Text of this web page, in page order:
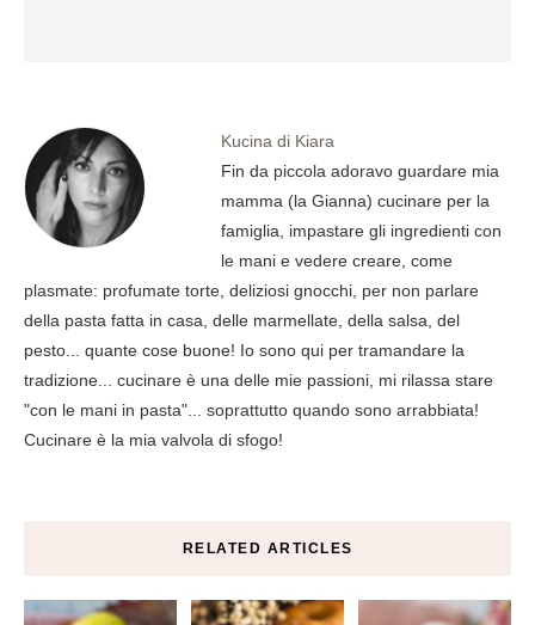
Kucina di Kiara
Fin da piccola adoravo guardare mia
mamma (la Gianna) cucinare per la
famiglia, impastare gli ingredienti con
le mani e vedere creare, come
plasmate: profumate torte, deliziosi gnocchi, per non parlare
della pasta fatta in casa, delle marmellate, della salsa, del
pesto... quante cose buone! Io sono qui per tramandare la
tradizione... cucinare è una delle mie passioni, mi rilassa stare
"con le mani in pasta"... soprattutto quando sono arrabbiata!
Cucinare è la mia valvola di sfogo!
RELATED ARTICLES